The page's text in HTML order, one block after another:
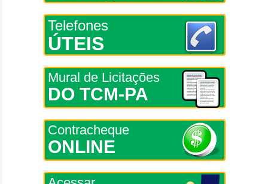
Telefones
ÚTEIS
Mural de Licitações
DO TCM-PA
Contracheque
ONLINE